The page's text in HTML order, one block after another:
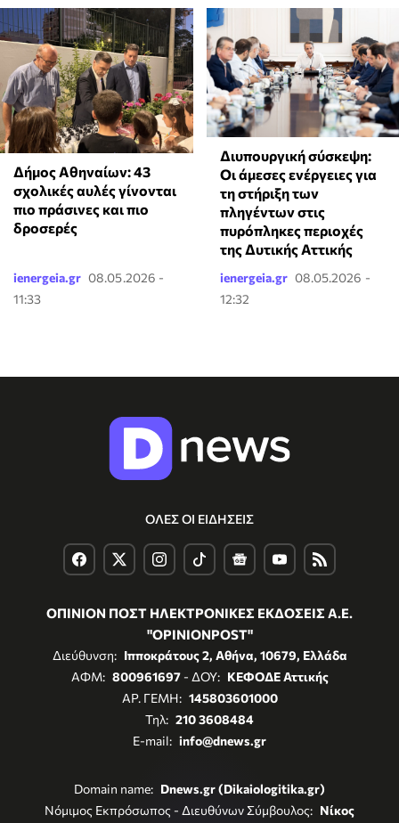
Δήμος Αθηναίων: 43
σχολικές αυλές γίνονται
πιο πράσινες και πιο
δροσερές
ienergeia.gr 08.05.2026 -
11:33
Διυπουργική σύσκεψη:
Οι άμεσες ενέργειες για
τη στήριξη των
πληγέντων στις
πυρόπληκες περιοχές
της Δυτικής Αττικής
ienergeia.gr 08.05.2026 -
12:32
ΟΛΕΣ ΟΙ ΕΙΔΗΣΕΙΣ
ΟΠΙΝΙΟΝ ΠΟΣΤ ΗΛΕΚΤΡΟΝΙΚΕΣ ΕΚΔΟΣΕΙΣ Α.Ε.
"OPINIONPOST"
Διεύθυνση: Ιπποκράτους 2, Αθήνα, 10679, Ελλάδα
ΑΦΜ: 800961697- ΔΟΥ: ΚΕΦΟΔΕ Αττικής
ΑΡ. ΓΕΜΗ: 145803601000
Τηλ: 210 3608484
E-mail: info@dnews.gr
Domain name: Dnews.gr (Dikaiologitika.gr)
Νόμιμος Εκπρόσωπος - Διευθύνων Σύμβουλος: Νίκος